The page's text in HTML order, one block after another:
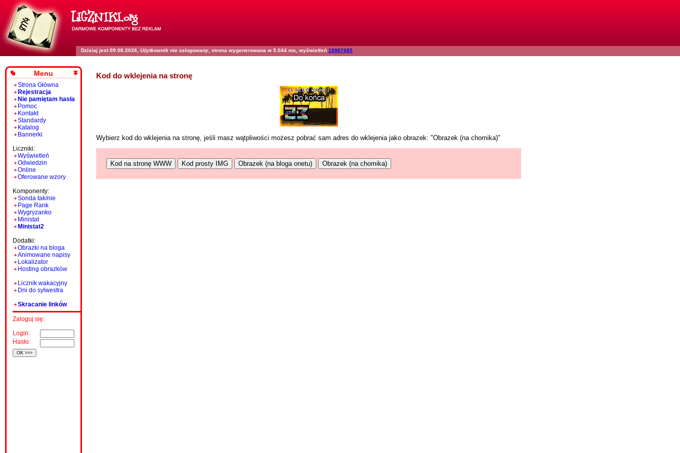
Dzisiaj jest 09.08.2026, Użytkownik nie zalogowany , strona wygenerowana w 5.044 ms, wyświetleń 19987685
Menu
Strona Główna
Rejestracja
Nie pamiętam hasła
Pomoc
Kontakt
Standardy
Katalog
Bannerki
Liczniki:
Wyświetleń
Odwiedzin
Online
Oferowane wzory
Komponenty:
Sonda tak/nie
Page Rank
Wygryzanko
Ministat
Ministat2
Dodatki:
Obrazki na bloga
Animowane napisy
Lokalizator
Hosting obrazków
Licznik wakacyjny
Dni do sylwestra
Skracanie linków
Zaloguj się:
Login:
Hasło:
Kod do wklejenia na stronę
Wybierz kod do wklejenia na stronę, jeśli masz wątpliwości możesz pobrać sam adres do wklejenia jako obrazek: "Obrazek (na chomika)"
Kod na stronę WWW Kod prosty IMG Obrazek (na bloga onetu) Obrazek (na chomika)